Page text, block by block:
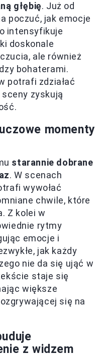
głębię. Już od
poczuć, jak emocje
intensyfikuje
doskonale
ale również
bohaterami.
potrafi zdziałać
zyskują
momenty
starannie dobrane
. W scenach
wywołać
chwile, które
Z kolei w
rytmy
emocje i
jak każdy
nie da się ująć w
staje się
większe
się na
z widzem